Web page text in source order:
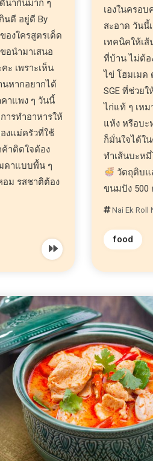
น่ากินมาก ๆ
นดี อยู่ดี By
องใครสูตรเด็ด
อนำมาเสนอ
ะ เพราะเห็น
หากอยากได้
าแพง ๆ วันนี้
รทำอาหารให้
งแม่ครัวที่ใช้
าติดใจต้อง
ดาแบบพื้น ๆ
อม รสชาติต้อง
เองในครอ
สะอาด วันนี้
เทคนิคให้เ
ที่บ้าน ไม่ต้อ
ไข่ โฮมเมด
SGE ที่ช่วย
ไก่แท้ ๆ เห
แห้ง หรือบะ
ก็มั่นใจได้ใ
ทำเส้นบะห
วัตถุดิบแ
ขนมปัง 500
Nai Ek Roll
food